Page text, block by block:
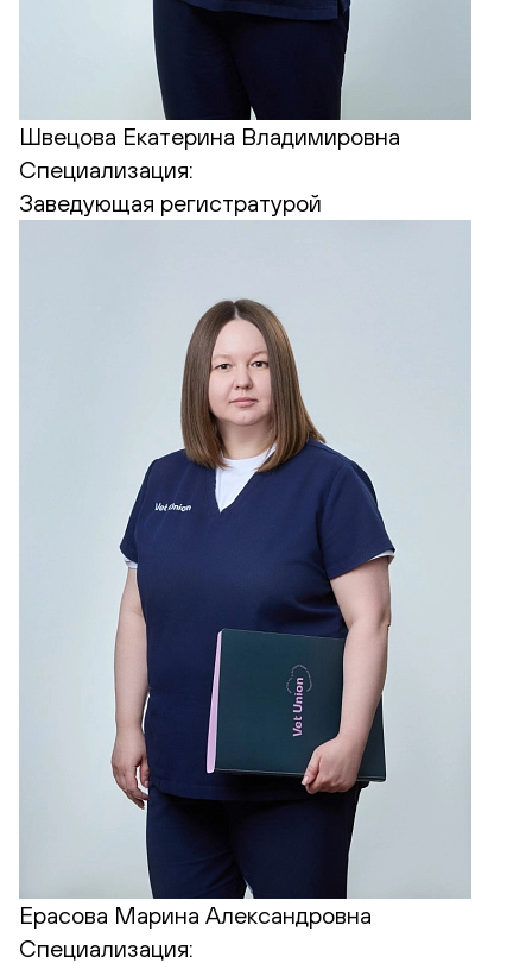
Швецова Екатерина Владимировна
Специализация:
Заведующая регистратурой
Ерасова Марина Александровна
Специализация: